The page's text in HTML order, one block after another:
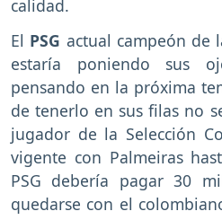
calidad.
El PSG actual campeón de
estaría poniendo sus
pensando en la próxima
de tenerlo en sus filas no
jugador de la Selección
vigente con Palmeiras
PSG debería pagar 30
quedarse con el